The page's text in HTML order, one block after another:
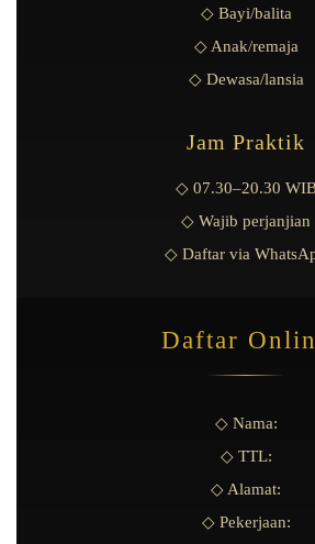
◇ Bayi/balita
◇ Anak/remaja
◇ Dewasa/lansia
Jam Praktik
◇ 07.30–20.30
◇ Wajib perjanjian
◇ Daftar via
Daftar
◇ Nama:
◇ TTL:
◇ Alamat:
◇ Pekerjaan: